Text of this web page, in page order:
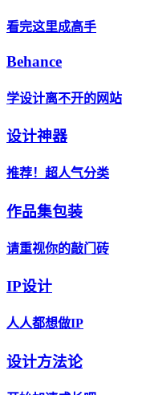
看完这里成高手
Behance
学设计离不开的网站
设计神器
推荐！超人气分类
作品集包装
请重视你的敲门砖
IP设计
人人都想做IP
设计方法论